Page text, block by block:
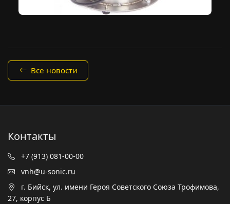
Все новости
Контакты
+7 (913) 081-00-00
vnh@u-sonic.ru
г. Бийск, ул. имени Героя Советского Союза Трофимова,
27, корпус Б